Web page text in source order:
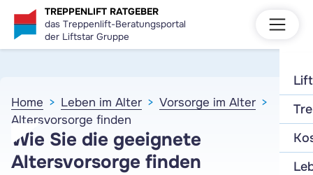
TREPPENLIFT RATGEBER
das Treppenlift-Beratungsportal
der Liftstar Gruppe
Home Leben im Alter
Vorsorge im Alter
Altersvorsorge finden
Wie Sie die geeignete
Altersvorsorge finden